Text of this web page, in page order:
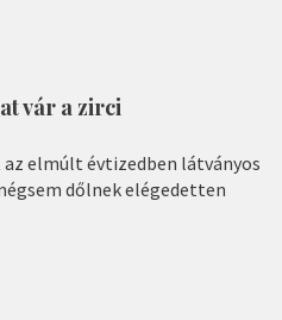
vár a zirci
elmúlt évtizedben látványos
dőlnek elégedetten